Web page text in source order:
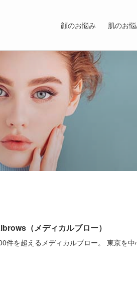
顔のお悩み 肌のお
（メディカルブロー）
件を超えるメディカルブロー。 東京を中